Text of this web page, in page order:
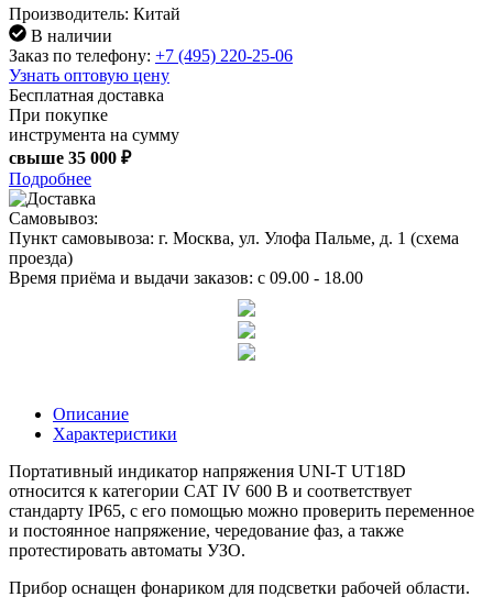
Производитель: Китай
В наличии
Заказ по телефону: +7 (495) 220-25-06
Узнать оптовую цену
Бесплатная доставка
При покупке
инструмента на сумму
свыше 35 000 ₽
Подробнее
Самовывоз:
Пункт самовывоза: г. Москва, ул. Улофа Пальме, д. 1 (схема
проезда)
Время приёма и выдачи заказов: c 09.00 - 18.00
Описание
Характеристики
Портативный индикатор напряжения UNI-T UT18D
относится к категории CAT IV 600 В и соответствует
стандарту IP65, с его помощью можно проверить переменное
и постоянное напряжение, чередование фаз, а также
протестировать автоматы УЗО.
Прибор оснащен фонариком для подсветки рабочей области.